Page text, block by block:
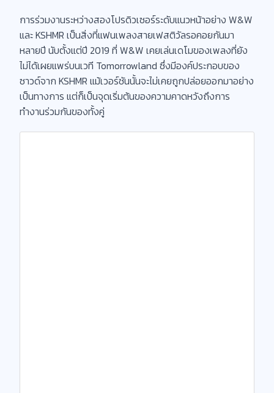
การร่วมงานระหว่างสองโปรดิวเซอร์ระดับแนวหน้าอย่าง W&W
และ KSHMR เป็นสิ่งที่แฟนเพลงสายเฟสติวัลรอคอยกันมา
หลายปี นับตั้งแต่ปี 2019 ที่ W&W เคยเล่นเดโมของเพลงที่ยัง
ไม่ได้เผยแพร่บนเวที Tomorrowland ซึ่งมีองค์ประกอบของ
ซาวด์จาก KSHMR แม้เวอร์ชันนั้นจะไม่เคยถูกปล่อยออกมาอย่าง
เป็นทางการ แต่ก็เป็นจุดเริ่มต้นของความคาดหวังถึงการ
ทำงานร่วมกันของทั้งคู่